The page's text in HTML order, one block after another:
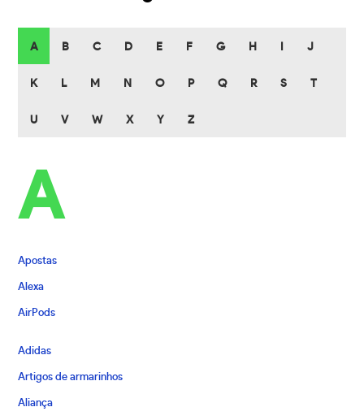
A B C D E F G H J
K L M N O P Q R S T
U V W X Y Z
A
Apostas
Alexa
AirPods
Adidas
Artigos de armarinhos
Aliança